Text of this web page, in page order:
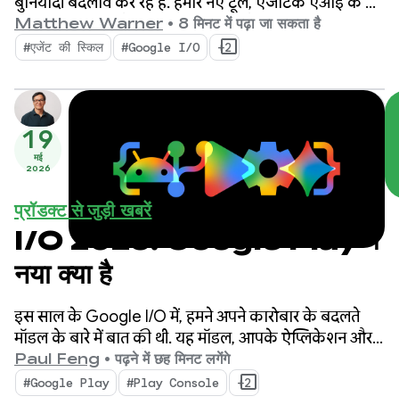
के लिए बनाए गए हैं. इनमें ऐसी सुविधाएं हैं जो Android
डेवलपर के तौर पर आपकी प्रॉडक्टिविटी को बढ़ाती हैं. साथ ही,
आपके कोडबेस में डिप्लॉय किए गए एआई एजेंट को बेहतर
बनाती हैं.
Matthew Warner • 8 मिनट में पढ़ा जा सकता है
#एजेंट की स्किल #Google I/O +2
19
मई
2026
प्रॉडक्ट से जुड़ी खबरें
I/O 2026: Google Play में
नया क्या है
इस साल के Google I/O में, हमने अपने कारोबार के बदलते
मॉडल के बारे में बात की थी. यह मॉडल, आपके ऐप्लिकेशन और
कॉन्टेंट को स्टोर पर और स्टोर से बाहर खोजने के लिए ज़्यादा
विकल्प और नए तरीके उपलब्ध कराता है. हमने बेहतर टूल और
अहम जानकारी भी लॉन्च की है. इनसे आपको अपने कारोबार को
Paul Feng • पढ़ने में छह मिनट लगेंगे
#Google Play #Play Console +2